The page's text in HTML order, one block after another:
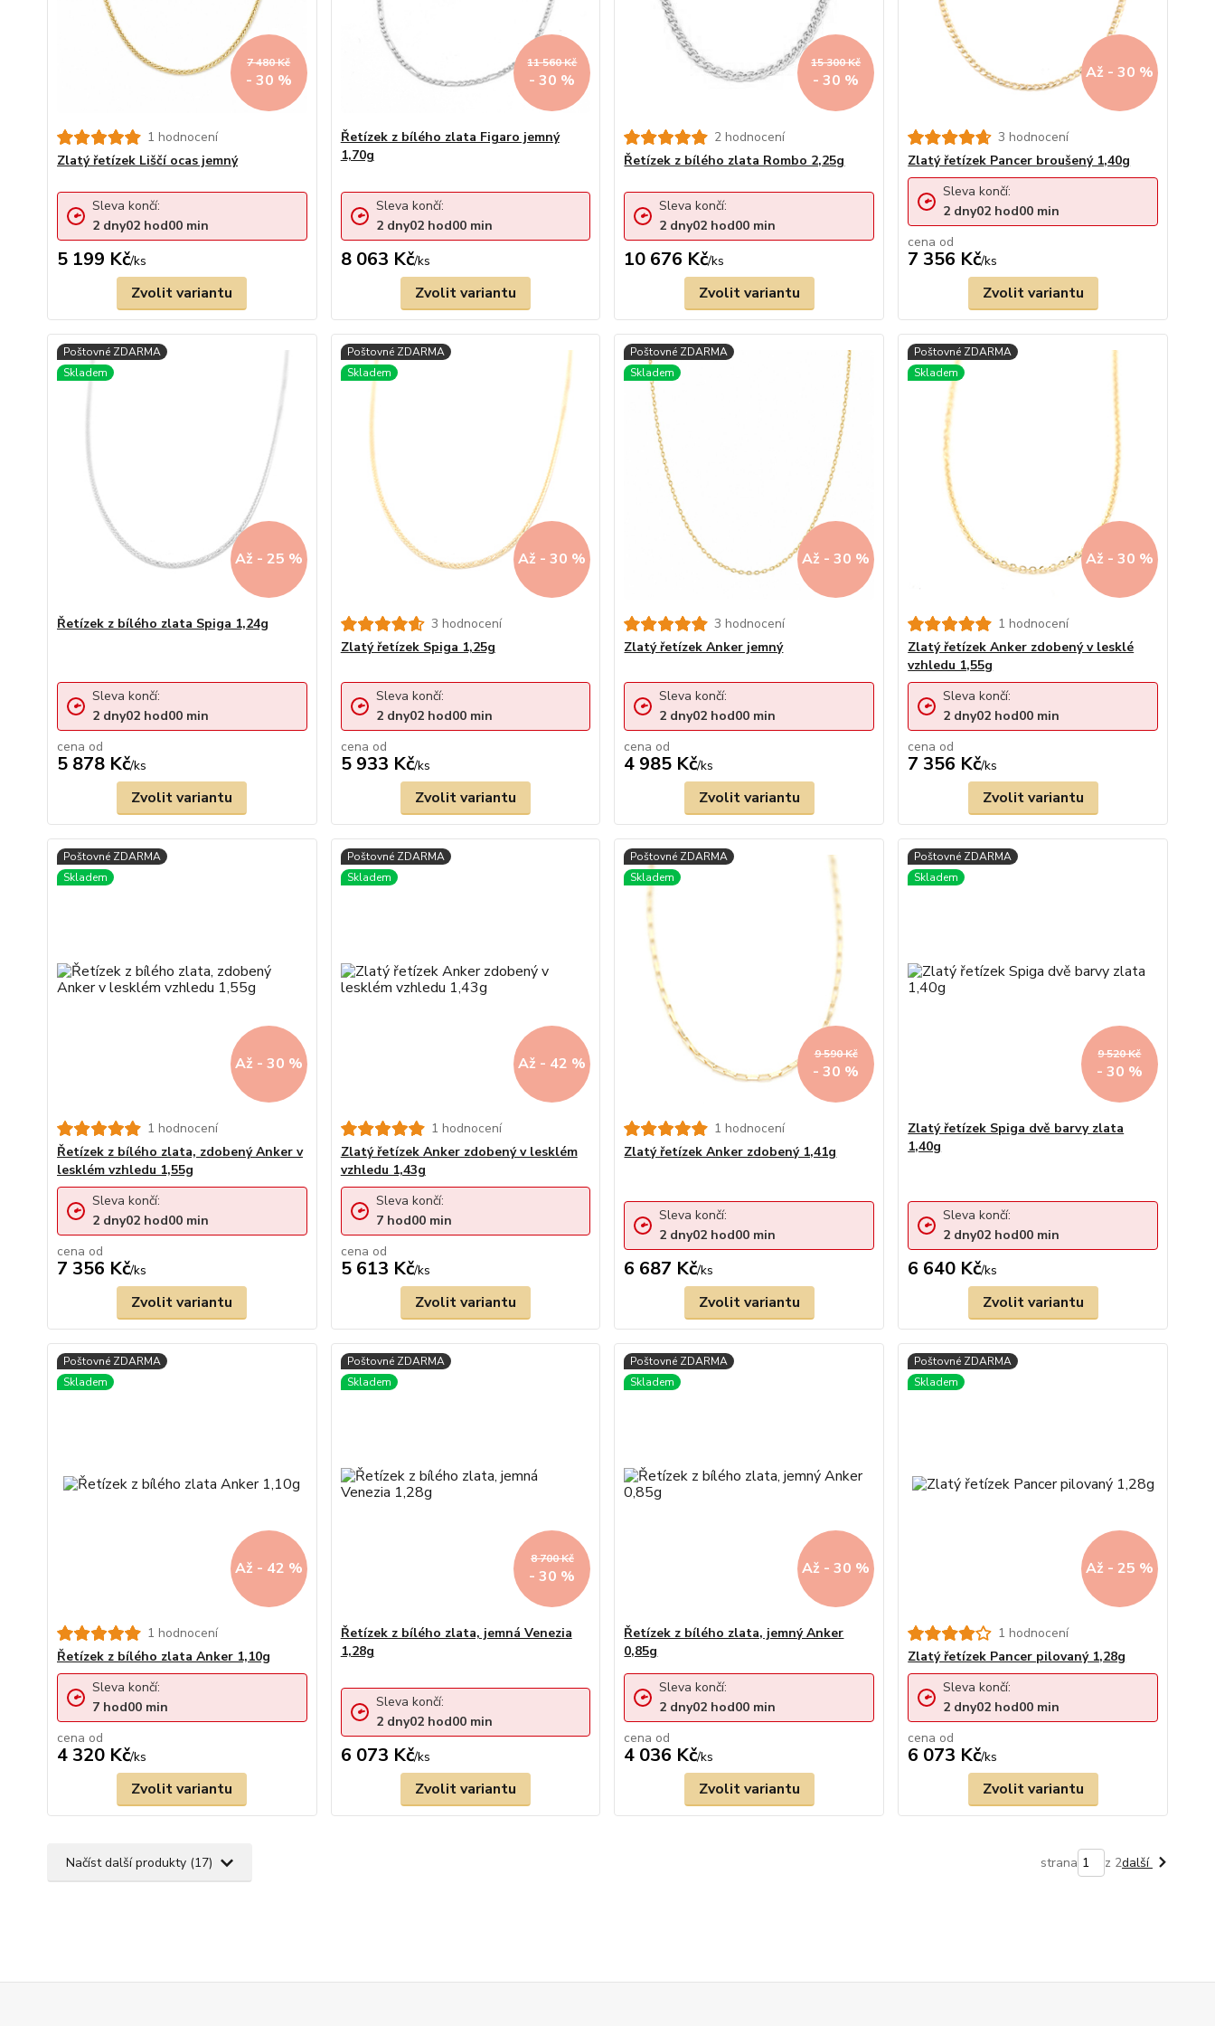
7 480 Kč
- 30 %
1 hodnocení
Zlatý řetízek Liščí ocas jemný
5 199 Kč/ks
Sleva končí:
2 dny02 hod00 min
Zvolit variantu
11 560 Kč
- 30 %
Řetízek z bílého zlata Figaro jemný
1,70g
8 063 Kč/ks
Sleva končí:
2 dny02hod00min
Zvolit variantu
15 300 Kč
- 30 %
2 hodnocení
Řetízek z bílého zlata Rombo 2,25g
10 676 Kč/ks
Sleva končí:
2 dny02 hod00 min
Zvolit variantu
Až - 30 %
3 hodnocení
Zlatý řetízek Pancer broušený 1,40g
cena od
7 356 Kč/ks
Sleva končí:
2 dny02 hod00 min
Zvolit variantu
Až - 25 %
Řetízek z bílého zlata Spiga 1,24g
cena od
5 878 Kč/ks
Sleva končí:
2 dny02 hod00 min
Zvolit variantu
Až - 30 %
3 hodnocení
Zlatý řetízek Spiga 1,25g
cena od
5 933 Kč/ks
Sleva končí:
2 dny02hod00min
Zvolit variantu
Až - 30 %
3 hodnocení
Zlatý řetízek Anker jemný
cena od
4 985 Kč/ks
Sleva končí:
2 dny02 hod00 min
Zvolit variantu
Až - 30 %
1 hodnocení
Zlatý řetízek Anker zdobený v lesklé
vzhledu 1,55g
cena od
7 356 Kč/ks
Sleva končí:
2 dny02 hod00 min
Zvolit variantu
Až - 30 %
1 hodnocení
Řetízek z bílého zlata, zdobený Anker v
lesklém vzhledu 1,55g
cena od
7 356 Kč/ks
Sleva končí:
2 dny02 hod00 min
Zvolit variantu
Až - 42 %
1 hodnocení
Zlatý řetízek Anker zdobený v lesklém
vzhledu 1,43g
cena od
5 613 Kč/ks
Sleva končí:
7hod00min
Zvolit variantu
9 590 Kč
- 30 %
1 hodnocení
Zlatý řetízek Anker zdobený 1,41g
6 687 Kč/ks
Sleva končí:
2 dny02 hod00 min
Zvolit variantu
9 520 Kč
- 30 %
Zlatý řetízek Spiga dvě barvy zlata
1,40g
6 640 Kč/ks
Sleva končí:
2 dny02 hod00 min
Zvolit variantu
Až - 42 %
1 hodnocení
Řetízek z bílého zlata Anker 1,10g
cena od
4 320 Kč/ks
Sleva končí:
7 hod00 min
Zvolit variantu
8 700 Kč
- 30 %
Řetízek z bílého zlata, jemná Venezia
1,28g
6 073 Kč/ks
Sleva končí:
2 dny02hod00min
Zvolit variantu
Až - 30 %
Řetízek z bílého zlata, jemný Anker
0,85g
cena od
4 036 Kč/ks
Sleva končí:
2 dny02 hod00 min
Zvolit variantu
Až - 25 %
1 hodnocení
Zlatý řetízek Pancer pilovaný 1,28g
cena od
6 073 Kč/ks
Sleva končí:
2 dny02 hod00 min
Zvolit variantu
Načíst další produkty (17) strana z 2další